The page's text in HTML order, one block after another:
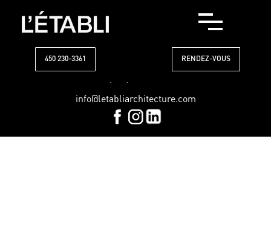
450 230-3361 RENDEZ-VOUS
DÉBUTER MON PROJET
Saint-Hyacinthe, J2S 8V1
info@letabliarchitecture.com